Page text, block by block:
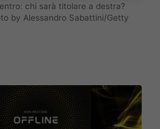
chi sarà titolare a destra?
by Alessandro Sabattini/Getty